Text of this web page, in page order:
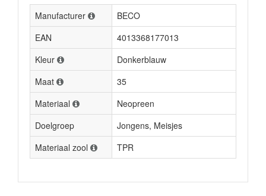
Manufacturer
BECO
EAN
4013368177013
Kleur
Donkerblauw
Maat
35
Materiaal
Neopreen
Doelgroep
Jongens, Meisjes
Materiaal zool
TPR